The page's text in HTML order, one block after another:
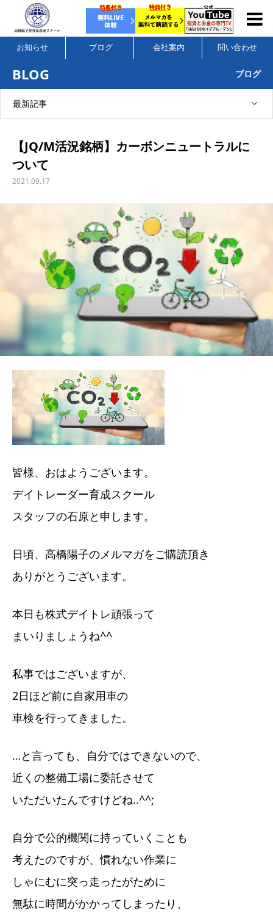
お知らせ ブログ 会社案内 問い合わせ
BLOG ブログ
最新記事
【JQ/M活況銘柄】カーボンニュートラルに
ついて
2021.09.17
皆様、おはようございます。
デイトレーダー育成スクール
スタッフの石原と申します。
日頃、高橋陽子のメルマガをご購読頂き
ありがとうございます。
本日も株式デイトレ頑張って
まいりましょうね^^
私事ではございますが、
2日ほど前に自家用車の
車検を行ってきました。
…と言っても、自分ではできないので、
近くの整備工場に委託させて
いただいたんですけどね..^^;
自分で公的機関に持っていくことも
考えたのですが、慣れない作業に
しゃにむに突っ走ったがために
無駄に時間がかかってしまったり、